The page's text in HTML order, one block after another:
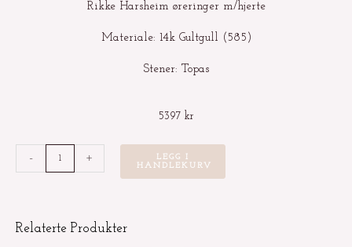
Rikke Harsheim øreringer m/hjerte
Materiale: 14k Gultgull (585)
Stener: Topas
5397 kr
-
ØRERINGER
M/HJERTE
+
LEGG I
HANDLEKURV
Relaterte Produkter